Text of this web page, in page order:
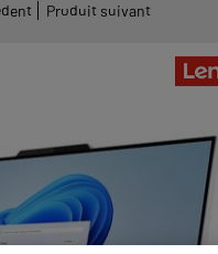
Produit suivant